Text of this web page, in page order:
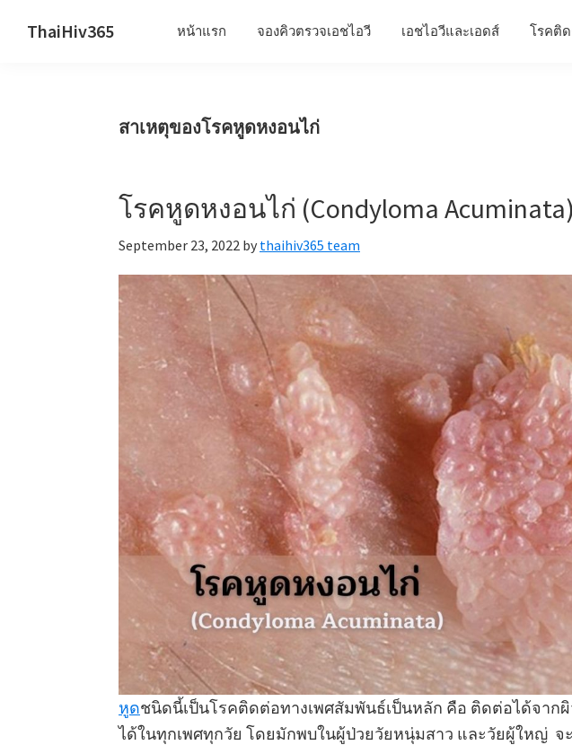
ThaiHiv365 หน้าแรก จองคิวตรวจเอชไอวี เอชไอวีและเอดส์ โรคติ
สาเหตุของโรคหูดหงอนไก่
โรคหูดหงอนไก่ (Condyloma Acuminata)
September 23, 2022 by thaihiv365 team
หูดชนิดนี้เป็นโรคติดต่อทางเพศสัมพันธ์เป็นหลัก คือ ติดต่อได้จาก
ได้ในทุกเพศทุกวัย โดยมักพบในผู้ป่วยวัยหนุ่มสาว และวัยผู้ใหญ่ จ